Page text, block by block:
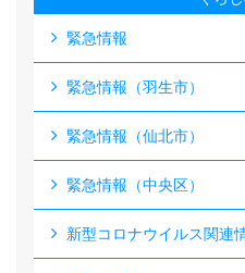
緊急情報
緊急情報（羽生市）
緊急情報（仙北市）
緊急情報（中央区）
新型コロナウイルス関連